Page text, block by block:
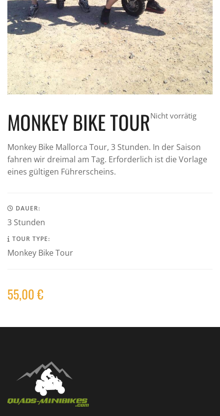
MONKEY BIKE TOUR
DAUER:
3 Stunden
TOUR TYPE:
Monkey Bike Tour
55,00€
Monkey Bike Mallorca Tour, 3 Stunden. In der Saison
fahren wir dreimal am Tag. Erforderlich ist die Vorlage
eines gültigen Führerscheins.
Nicht vorrätig